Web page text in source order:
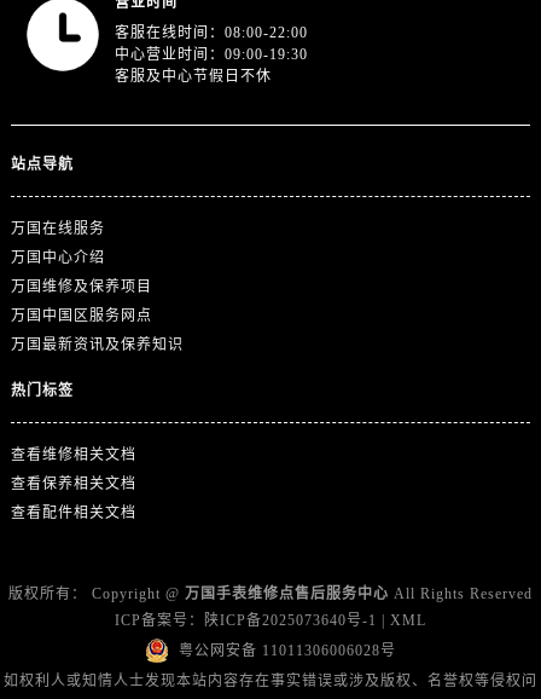
广东省广州市越秀区环市东路371-375号世界贸易中心大厦南塔15层1507室万国售后服务中心（需提前预约）
广东省湛江市赤坎区观海北路万国售后服务中心（需提前预约）
客服在线时间：08:00-22:00
中心营业时间：09:00-19:30
客服及中心节假日不休
站点导航
万国在线服务
万国中心介绍
万国维修及保养项目
万国中国区服务网点
万国最新资讯及保养知识
热门标签
查看维修相关文档
查看保养相关文档
查看配件相关文档
版权所有： Copyright @ 万国手表维修点售后服务中心 All Rights Reserved
ICP备案号：
陕ICP备2025073640号-1 | XML
粤公网安备 11011306006028号
如权利人或知情人士发现本站内容存在事实错误或涉及版权、名誉权等侵权问